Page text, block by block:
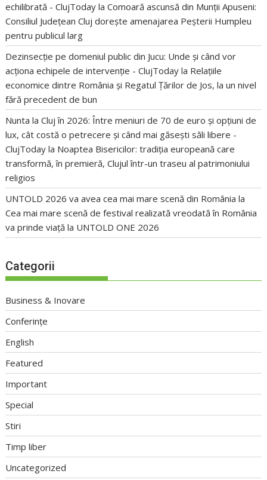
echilibrată - ClujToday laComoară ascunsă din Munții Apuseni:
Consiliul Județean Cluj dorește amenajarea Peșterii Humpleu
pentru publicul larg
Dezinsecție pe domeniul public din Jucu: Unde și când vor
acționa echipele de intervenție - ClujToday la Relațiile
economice dintre România și Regatul Țărilor de Jos, la un nivel
fără precedent de bun
Nunta la Cluj în 2026: Între meniuri de 70 de euro și opțiuni de
lux, cât costă o petrecere și când mai găsești săli libere -
ClujToday la Noaptea Bisericilor: tradiția europeană care
transformă, în premieră, Clujul într-un traseu al patrimoniului
religios
UNTOLD 2026 va avea cea mai mare scenă din România la
Cea mai mare scenă de festival realizată vreodată în România
va prinde viață la UNTOLD ONE 2026
Categorii
Business & Inovare
Conferințe
English
Featured
Important
Special
Stiri
Timp liber
Uncategorized